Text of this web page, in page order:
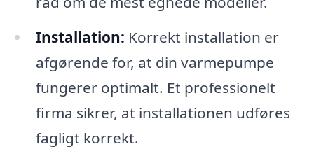
Installation: Korrekt installation er
afgørende for, at din varmepumpe
fungerer optimalt. Et professionelt
firma sikrer, at installationen udføres
fagligt korrekt.